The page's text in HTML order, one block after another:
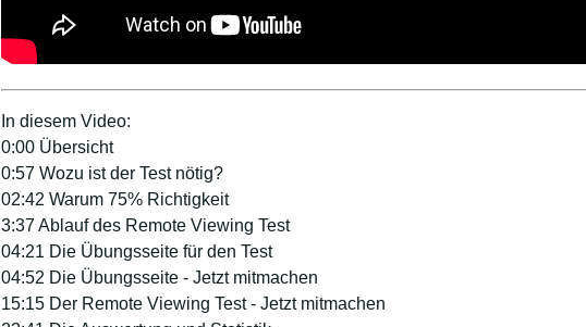
In diesem Video:
0:00 Übersicht
0:57 Wozu ist der Test nötig?
02:42 Warum 75% Richtigkeit
3:37 Ablauf des Remote Viewing Test
04:21 Die Übungsseite für den Test
04:52 Die Übungsseite - Jetzt mitmachen
15:15 Der Remote Viewing Test - Jetzt mitmachen